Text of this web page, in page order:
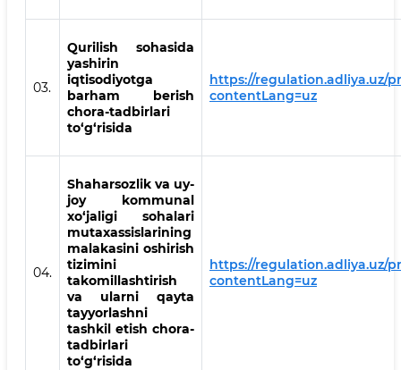
03.
Qurilish sohasida
yashirin
iqtisodiyotga
barham berish
chora-tadbirlari
to‘g‘risida
https://regulation.adliya.uz/
contentLang=uz
04.
Shaharsozlik va uy-
joy kommunal
xo‘jaligi sohalari
mutaxassislarining
malakasini oshirish
tizimini
takomillashtirish
va ularni qayta
tayyorlashni
tashkil etish chora-
tadbirlari
to‘g‘risida
https://regulation.adliya.uz/
contentLang=uz